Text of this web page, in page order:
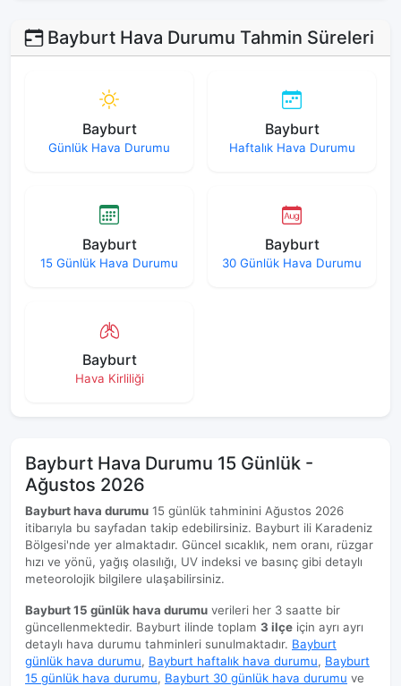
Bayburt Hava Durumu Tahmin Süreleri
Bayburt
Günlük Hava Durumu
Bayburt
Haftalık Hava Durumu
Bayburt
15 Günlük Hava Durumu
Bayburt
30 Günlük Hava Durumu
Bayburt
Hava Kirliliği
Bayburt Hava Durumu 15 Günlük -
Ağustos 2026
Bayburt hava durumu 15 günlük tahminini Ağustos 2026
itibarıyla bu sayfadan takip edebilirsiniz. Bayburt ili Karadeniz
Bölgesi'nde yer almaktadır. Güncel sıcaklık, nem oranı, rüzgar
hızı ve yönü, yağış olasılığı, UV indeksi ve basınç gibi detaylı
meteorolojik bilgilere ulaşabilirsiniz.
Bayburt 15 günlük hava durumu verileri her 3 saatte bir
güncellenmektedir. Bayburt ilinde toplam 3 ilçe için ayrı ayrı
detaylı hava durumu tahminleri sunulmaktadır. Bayburt
günlük hava durumu, Bayburt haftalık hava durumu, Bayburt
15 günlük hava durumu, Bayburt 30 günlük hava durumu ve